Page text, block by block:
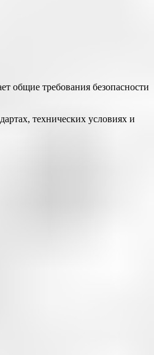
общие требования безопасности
технических условиях и